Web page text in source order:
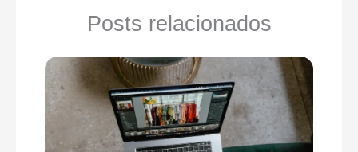
Posts relacionados